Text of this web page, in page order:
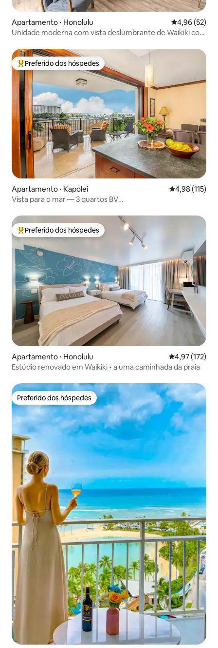
Apartamento ⋅ Honolulu 4,96 de uma
4,96 (52)
Unidade moderna com vista deslumbrante de Waikiki com
Entre os melhores preferidos dos hóspedes
Preferido dos hóspedes
Apartamento ⋅ Kapolei 4,98 de uma
4,98 (115)
Vista para o mar — 3 quartos BV
Entre os melhores preferidos dos hóspedes
Preferido dos hóspedes
Apartamento ⋅ Honolulu 4,97 de uma
4,97 (172)
Estúdio renovado em Waikiki • a uma caminhada da praia
Preferido dos hóspedes
Preferido dos hóspedes